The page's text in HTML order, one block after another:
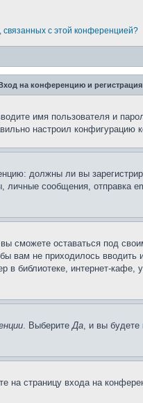
связанных с этой конференцией?
на конференцию и регистрация
имя пользователя и
настроил конфигурацию
должны ли вы
сообщения, отправка
сможете оставаться под
вам не приходилось
библиотеке, интернет-кафе,
. ВыберитеДа, и вы будете
на страницу входа на